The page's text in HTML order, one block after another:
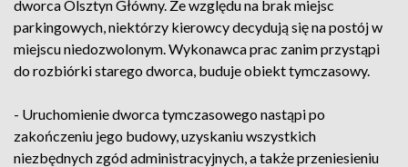
dworca Olsztyn Główny. Ze względu na brak miejsc
parkingowych, niektórzy kierowcy decydują się na postój w
miejscu niedozwolonym. Wykonawca prac zanim przystąpi
do rozbiórki starego dworca, buduje obiekt tymczasowy.
- Uruchomienie dworca tymczasowego nastąpi po
zakończeniu jego budowy, uzyskaniu wszystkich
niezbędnych zgód administracyjnych, a także przeniesieniu